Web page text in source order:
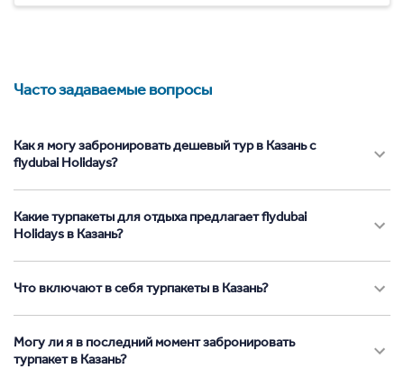
Часто задаваемые вопросы
Как я могу забронировать дешевый тур в Казань с
flydubai Holidays?
Какие турпакеты для отдыха предлагает flydubai
Holidays в Казань?
Что включают в себя турпакеты в Казань?
Могу ли я в последний момент забронировать
турпакет в Казань?